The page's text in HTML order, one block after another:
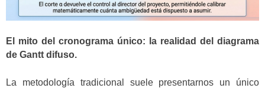
El mito del cronograma único: la realidad del diagrama
de Gantt difuso.
La metodología tradicional suele presentarnos un único